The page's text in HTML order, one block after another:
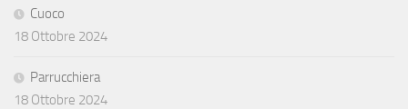
Cuoco
18 Ottobre 2024
Parrucchiera
18 Ottobre 2024